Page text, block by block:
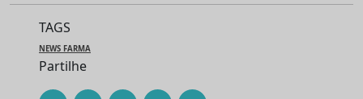
TAGS
NEWS FARMA
Partilhe